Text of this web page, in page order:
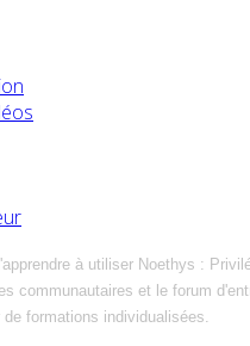
à utiliser Noethys :
communautaires et le forum
formations individualisées.